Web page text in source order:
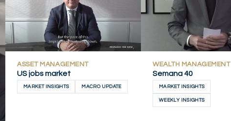
ASSET MANAGEMENT
US jobs market
MARKET INSIGHTS MACRO UPDATE
WEALTH MANAGEMENT
Semana 40
MARKET INSIGHTS
WEEKLY INSIGHTS